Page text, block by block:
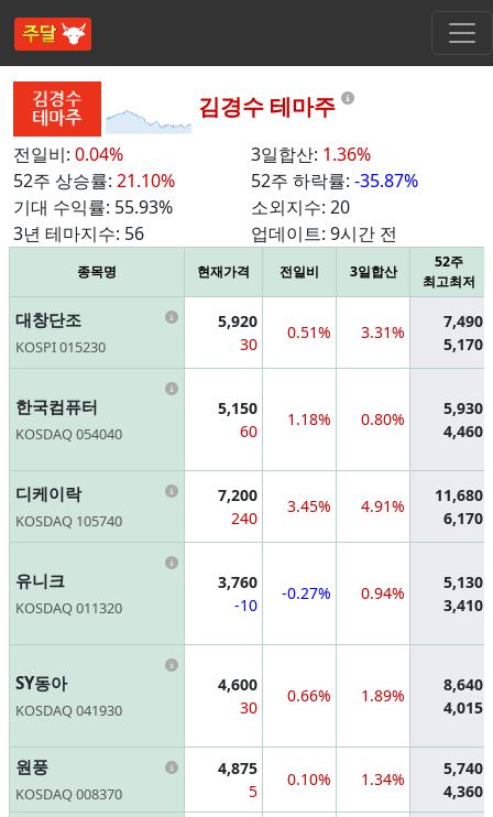
김경수 테마주 Information
전일비: 0.04% 3일합산: 1.36%
52주 상승률: 21.10% 52주 하락률: -35.87%
기대 수익률: 55.93% 소외지수: 20
3년 테마지수: 56 업데이트: 9시간 전
종목명 현재가격 전일비 3일합산
52주
최고최저
대창단조
KOSPI 015230
Information
5,920
30
0.51% 3.31%
7,490
5,170
한국컴퓨터
KOSDAQ 054040
Information
5,150
60
1.18% 0.80%
5,930
4,460
디케이락
KOSDAQ 105740
Information
7,200
240
3.45% 4.91%
11,680
6,170
유니크
KOSDAQ 011320
Information
3,760
-10
-0.27% 0.94%
5,130
3,410
SY동아
KOSDAQ 041930
Information
4,600
30
0.66% 1.89%
8,640
4,015
원풍
KOSDAQ 008370
Information
4,875
5
0.10% 1.34%
5,740
4,360